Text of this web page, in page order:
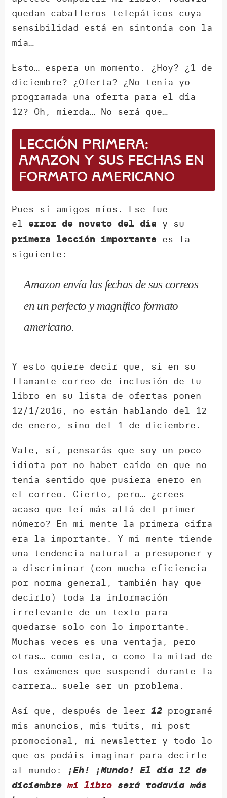
quedan caballeros telepáticos cuya
sensibilidad está en sintonía con la
mía…
Esto… espera un momento. ¿Hoy? ¿1 de
diciembre? ¿Oferta? ¿No tenía yo
programada una oferta para el día
12? Oh, mierda… No será que…
Lección primera:
Amazon y sus fechas en
formato americano
Pues sí amigos míos. Ese fue
el error de novato del día y su
primera lección importante es la
siguiente:
Amazon envía las fechas de sus correos
en un perfecto y magnífico formato
americano.
Y esto quiere decir que, si en su
flamante correo de inclusión de tu
libro en su lista de ofertas ponen
12/1/2016, no están hablando del 12
de enero, sino del 1 de diciembre.
Vale, sí, pensarás que soy un poco
idiota por no haber caído en que no
tenía sentido que pusiera enero en
el correo. Cierto, pero… ¿crees
acaso que leí más allá del primer
número? En mi mente la primera cifra
era la importante. Y mi mente tiende
una tendencia natural a presuponer y
a discriminar (con mucha eficiencia
por norma general, también hay que
decirlo) toda la información
irrelevante de un texto para
quedarse solo con lo importante.
Muchas veces es una ventaja, pero
otras… como esta, o como la mitad de
los exámenes que suspendí durante la
carrera… suele ser un problema.
Así que, después de leer12 programé
mis anuncios, mis tuits, mi post
promocional, mi newsletter y todo lo
que os podáis imaginar para decirle
al mundo:
¡Eh! ¡Mundo! El día 12 de
diciembremi libro será todavía más